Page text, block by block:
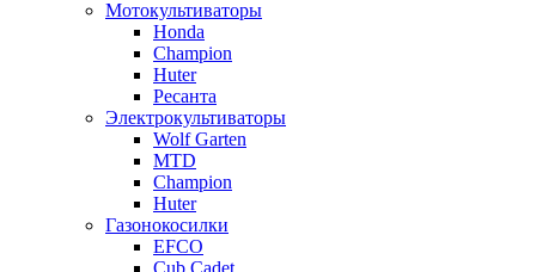
Мотокультиваторы
Honda
Champion
Huter
Ресанта
Электрокультиваторы
Wolf Garten
MTD
Champion
Huter
Газонокосилки
EFCO
Cub Cadet